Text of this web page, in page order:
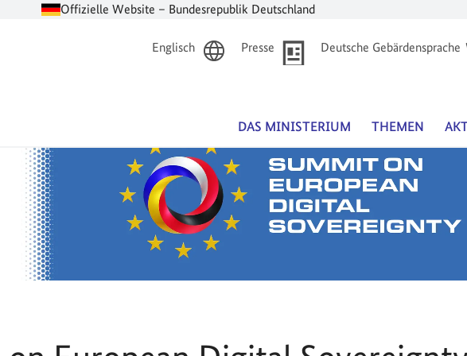
Offizielle Website – Bundesrepublik Deutschland
Englisch Presse Deutsche Gebärdensprache
DAS MINISTERIUM THEMEN